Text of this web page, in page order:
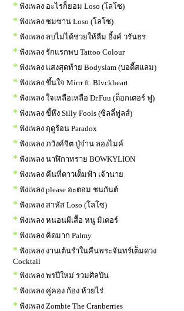
* ฟังเพลง อะไรก็ยอม Loso (โลโซ)
* ฟังเพลง ซมซาน Loso (โลโซ)
* ฟังเพลง ลบไม่ได้ช่วยให้ลืม อิ้งค์ วรันธร
* ฟังเพลง รักแรกพบ Tattoo Colour
* ฟังเพลง แสงสุดท้าย Bodyslam (บอดี้สแลม)
* ฟังเพลง ขึ้นใจ Mirrr ft. Blvckheart
* ฟังเพลง ใจเหลือเหลือ Dr.Fuu (ด็อกเตอร์ ฟู)
* ฟังเพลง ขี้หึง Silly Fools (ซิลลี่ฟูลส์)
* ฟังเพลง ฤดูร้อน Paradox
* ฟังเพลง ภวังค์จิต ปู่จ๋าน ลองไมค์
* ฟังเพลง นาฬิกาทราย BOWKYLION
* ฟังเพลง คืนที่ดาวเต็มฟ้า เจ้านาย
* ฟังเพลง please อะตอม ชนกันต์
* ฟังเพลง สาหัส Loso (โลโซ)
* ฟังเพลง หนอนผีเสื้อ หนู มิเตอร์
* ฟังเพลง คิดมาก Palmy
* ฟังเพลง งานเต้นรำในคืนพระจันทร์เต็มดวง
Cocktail
* ฟังเพลง พรปีใหม่ รวมศิลปิน
* ฟังเพลง คู่คอง ก้อง ห้วยไร่
* ฟังเพลง Zombie The Cranberries